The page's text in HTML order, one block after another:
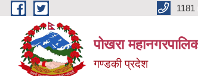
Skip to main content 1181
पोखरा
गण्डकी प्रदेश